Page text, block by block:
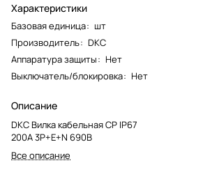
Характеристики
Базовая единица: шт
Производитель: DKC
Аппаратура защиты: Нет
Выключатель/блокировка: Нет
Описание
DKC Вилка кабельная CP IP67
200A 3P+E+N 690В
Все описание